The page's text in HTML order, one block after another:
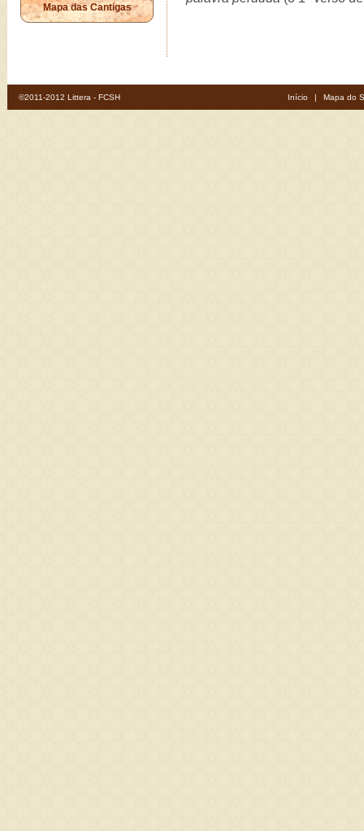
Mapa das Cantigas
©2011-2012 Littera - FCSH Início | Mapa do